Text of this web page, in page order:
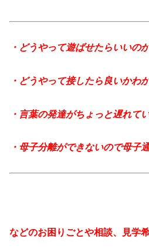
・どうやって遊ばせたらいいの
・どうやって接したら良いかわ
・言葉の発達がちょっと遅れて
・母子分離ができないので母子
などのお困りごとや相談、見学